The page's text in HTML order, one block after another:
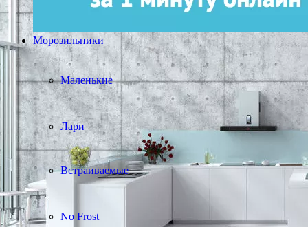
Морозильники
Маленькие
Лари
Встраиваемые
No Frost